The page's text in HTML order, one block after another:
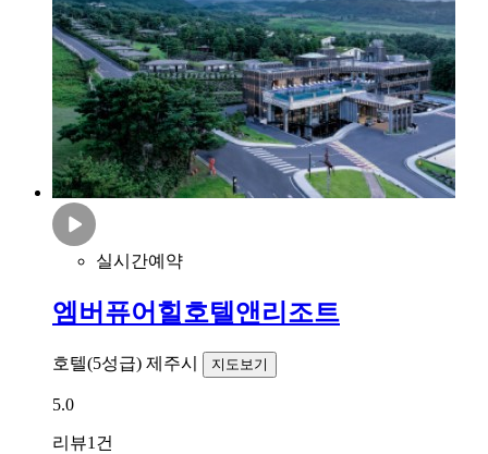
실시간예약
엠버퓨어힐호텔앤리조트
호텔(5성급) 제주시 지도보기
5.0
리뷰1건